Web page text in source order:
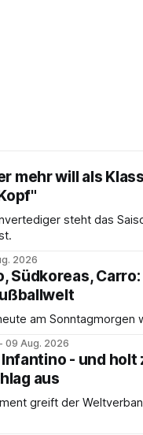
mehr will als
steht das
2026
Südkoreas,
am Sonntagmorgen
09 Aug. 2026
Infantino - und holt
aus
greift der